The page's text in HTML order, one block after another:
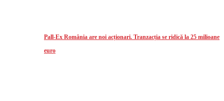
Pall-Ex România are noi acționari. Tranzacția se ridică la 25 milioane
euro